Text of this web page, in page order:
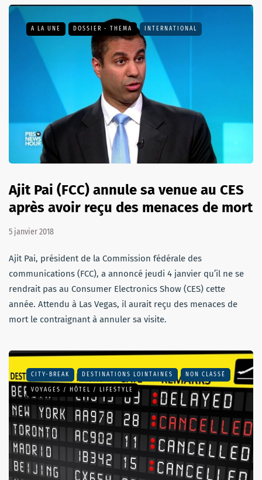
A LA UNE DOSSIER - THEMA INTERNATIONAL
Ajit Pai (FCC) annule sa venue au CES
après avoir reçu des menaces de mort
5 janvier 2018
Ajit Pai, président de la Commission fédérale des
communications (FCC), a annoncé jeudi 4 janvier qu’il ne se
rendrait pas au Consumer Electronics Show (CES) cette
année. Attendu à Las Vegas, il aurait reçu des menaces de
mort le contraignant à annuler sa visite.
CITY-BREAK DESTINATIONS LOINTAINES NON CLASSÉ
VOYAGES / HÔTEL / LIFESTYLE